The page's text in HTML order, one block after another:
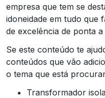
empresa que tem se
idoneidade em tudo que
de excelência de ponta
Se este conteúdo te
conteúdos que vão
o tema que está
transformador